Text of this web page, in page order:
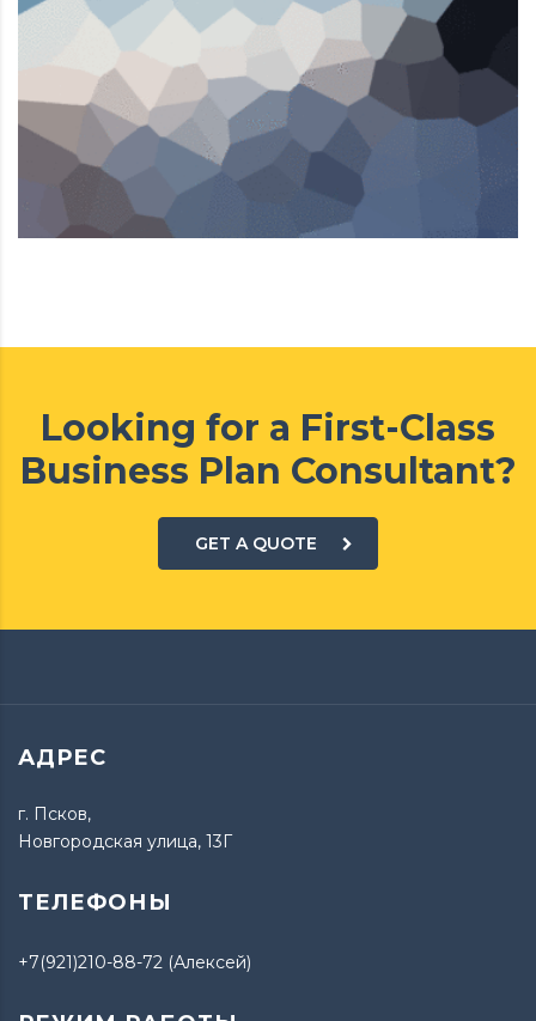
Looking for a First-Class
Business Plan Consultant?
GET A QUOTE
АДРЕС
г. Псков,
Новгородская улица, 13Г
ТЕЛЕФОНЫ
+7(921)210-88-72 (Алексей)